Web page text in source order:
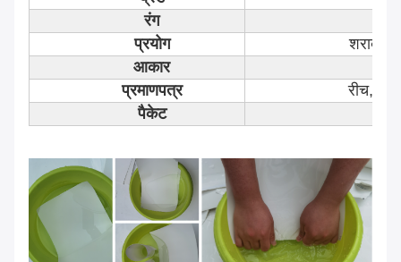
रंग
प्रयोग
शराब,
आकार
प्रमाणपत्र
रीच,
पैकेट